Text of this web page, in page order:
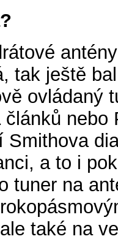
tak ještě
ovládaný
článků
Smithova
a to i
tuner na
také na